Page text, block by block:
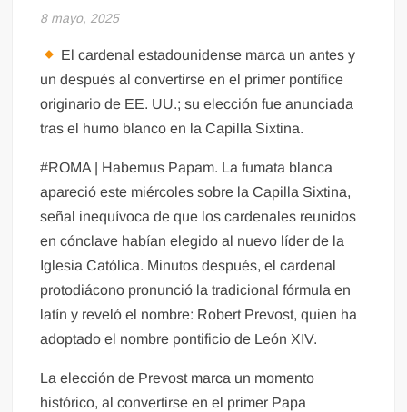
8 mayo, 2025
El cardenal estadounidense marca un antes y
un después al convertirse en el primer pontífice
originario de EE. UU.; su elección fue anunciada
tras el humo blanco en la Capilla Sixtina.
#ROMA | Habemus Papam. La fumata blanca
apareció este miércoles sobre la Capilla Sixtina,
señal inequívoca de que los cardenales reunidos
en cónclave habían elegido al nuevo líder de la
Iglesia Católica. Minutos después, el cardenal
protodiácono pronunció la tradicional fórmula en
latín y reveló el nombre: Robert Prevost, quien ha
adoptado el nombre pontificio de León XIV.
La elección de Prevost marca un momento
histórico, al convertirse en el primer Papa